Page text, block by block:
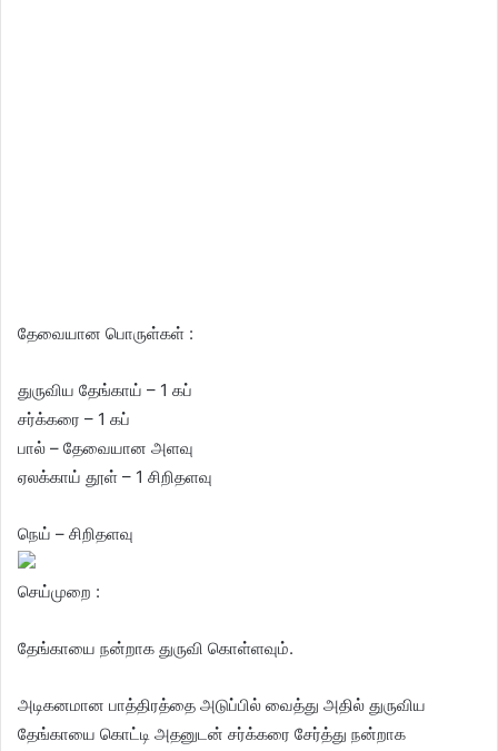
தேவையான பொருள்கள் :
துருவிய தேங்காய் – 1 கப்
சர்க்கரை – 1 கப்
பால் – தேவையான அளவு
ஏலக்காய் தூள் – 1 சிறிதளவு
நெய் – சிறிதளவு
செய்முறை :
தேங்காயை நன்றாக துருவி கொள்ளவும்.
அடிகனமான பாத்திரத்தை அடுப்பில் வைத்து அதில் துருவிய
தேங்காயை கொட்டி அதனுடன் சர்க்கரை சேர்த்து நன்றாக